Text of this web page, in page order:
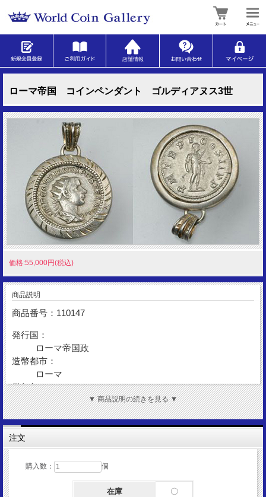
ローマ帝国 コインペンダント ゴルディアヌス3世
価格:55,000円(税込)
商品説明
商品番号：110147
発行国：
ローマ帝国政
造幣都市：
ローマ
発行年：
AD242-AD243
額面：
アントニニアヌス
金性：
資料：
▼ 商品説明の続きを見る ▼
注文
購入数： 個
在庫 〇